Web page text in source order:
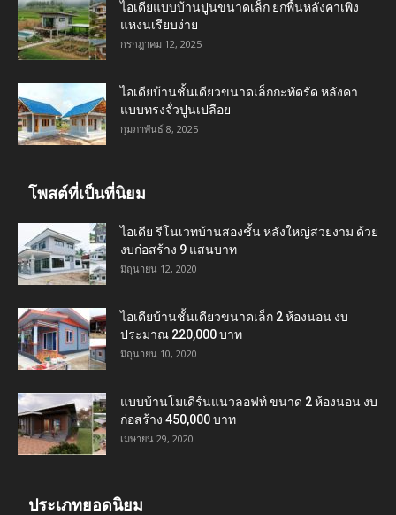
ไอเดียแบบบ้านปูนขนาดเล็ก ยกพื้นหลังคาเพิง
แหงนเรียบง่าย
กรกฎาคม 12, 2025
ไอเดียบ้านชั้นเดียวขนาดเล็กกะทัดรัด หลังคา
แบบทรงจั่วปูนเปลือย
กุมภาพันธ์ 8, 2025
โพสต์ที่เป็นที่นิยม
ไอเดีย รีโนเวทบ้านสองชั้น หลังใหญ่สวยงาม ด้วย
งบก่อสร้าง 9 แสนบาท
มิถุนายน 12, 2020
ไอเดียบ้านชั้นเดียวขนาดเล็ก 2 ห้องนอน งบ
ประมาณ 220,000 บาท
มิถุนายน 10, 2020
แบบบ้านโมเดิร์นแนวลอฟท์ ขนาด 2 ห้องนอน งบ
ก่อสร้าง 450,000 บาท
เมษายน 29, 2020
ประเภทยอดนิยม